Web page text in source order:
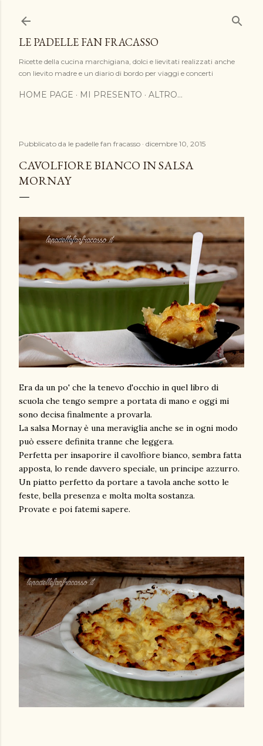
LE PADELLE FAN FRACASSO
Ricette della cucina marchigiana, dolci e lievitati realizzati anche
con lievito madre e un diario di bordo per viaggi e concerti
HOME PAGE MI PRESENTO ALTRO…
Pubblicato da le padelle fan fracasso dicembre 10, 2015
CAVOLFIORE BIANCO IN SALSA
MORNAY
Era da un po' che la tenevo d'occhio in quel libro di
scuola che tengo sempre a portata di mano e oggi mi
sono decisa finalmente a provarla.
La salsa Mornay è una meraviglia anche se in ogni modo
può essere definita tranne che leggera.
Perfetta per insaporire il cavolfiore bianco, sembra fatta
apposta, lo rende davvero speciale, un principe azzurro.
Un piatto perfetto da portare a tavola anche sotto le
feste, bella presenza e molta molta sostanza.
Provate e poi fatemi sapere.